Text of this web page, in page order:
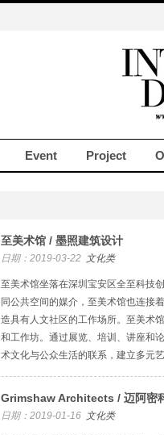
Event Project
至美术馆 / 墨照建筑设计
日期：2019-03-22 文化类
至美术馆坐落在深圳宝安区全至科技
同公共空间的媒介，至美术馆也连接
造具有人文社区的工作场所。至美术
和工作坊。通过展览、培训、讲座和
术文化与公众生活的联系，建立多元
Grimshaw Architects / 迈阿密
日期：2019-01-16 文化类